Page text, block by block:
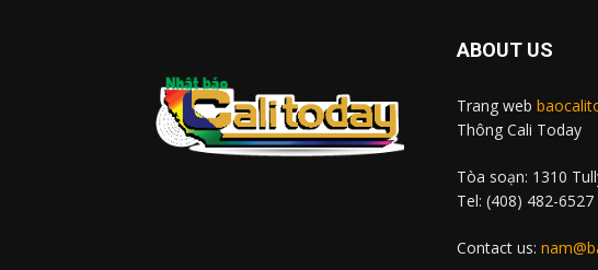
ABOUT US
Trang web
Thông Cali Today
Tòa soạn: 1310
Tel: (408) 482-
Contact us: